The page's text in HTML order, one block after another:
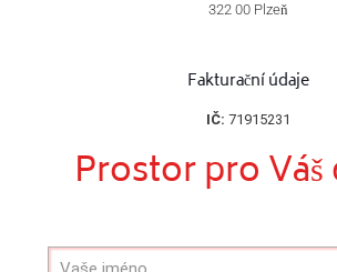
322 00 Plzeň
Fakturační údaje
IČ: 71915231
Prostor pro